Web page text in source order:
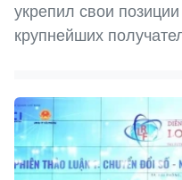
укрепил свои
крупнейших